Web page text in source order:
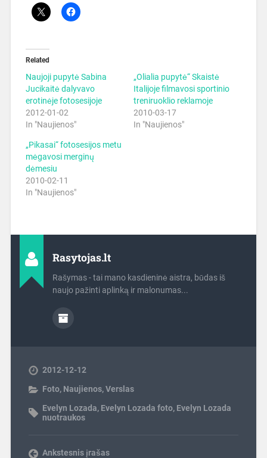
Related
Naujoji pupytė Sabina
Jucikaitė dalyvavo
erotinėje fotosesijoje
2012-01-02
In "Naujienos"
„Olialia pupytė“ Skaistė
Italijoje filmavosi sportinio
treniruoklio reklamoje
2010-03-17
In "Naujienos"
„Pikasai“ fotosesijos metu
mėgavosi merginų
dėmesiu
2010-02-11
In "Naujienos"
Rasytojas.lt
Rašymas - tai mano kasdieninė aistra, būdas iš
naujo pažinti aplinką ir malonumas...
2012-12-12
Foto, Naujienos,Verslas
Evelyn Lozada, Evelyn Lozada foto, Evelyn Lozada
nuotraukos
Ankstesnis įrašas